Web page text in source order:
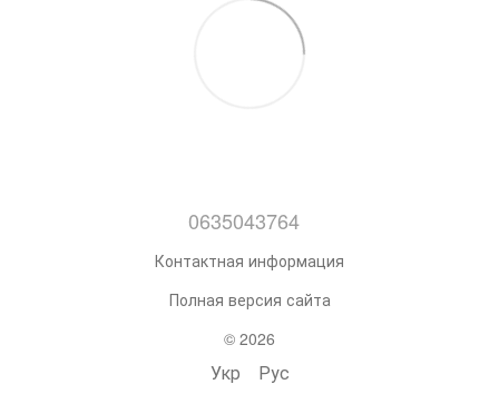
0635043764
Контактная информация
Полная версия сайта
© 2026
Укр Рус